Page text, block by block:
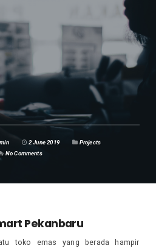
2 June 2019
Projects
No Comments
Pekanbaru
toko emas yang berada hampir